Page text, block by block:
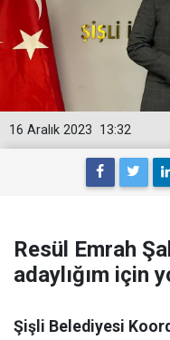
13:32
16 Aralık 2023
Resül Emrah
adaylığım için
Şişli Belediyesi